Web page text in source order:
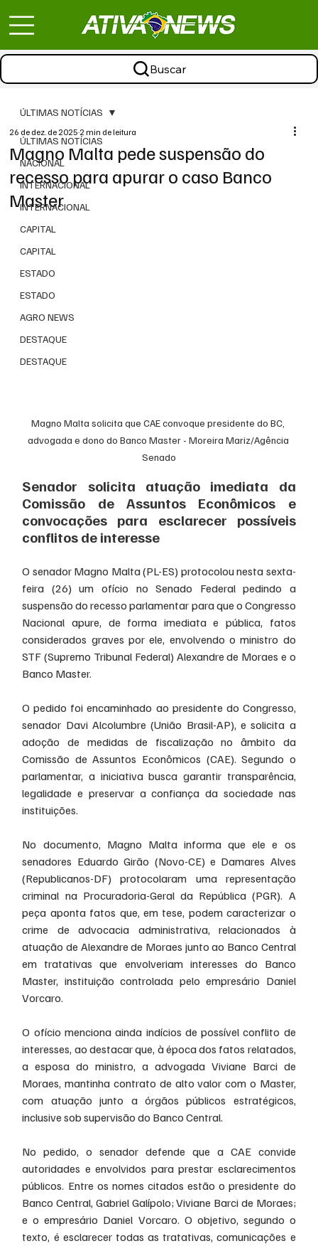
Buscar
ÚLTIMAS NOTÍCIAS
NACIONAL
INTERNACIONAL
INTERNACIONAL
CAPITAL
CAPITAL
ESTADO
ESTADO
AGRO NEWS
DESTAQUE
DESTAQUE
ÚLTIMAS NOTÍCIAS
Magno Malta pede suspensão do
recesso para apurar o caso Banco
Master
26 de dez. de 20252 min de leitura
Magno Malta solicita que CAE convoque presidente do BC,
advogada e dono do Banco Master - Moreira Mariz/Agência
Senado
Senador solicita atuação imediata da
Comissão de Assuntos Econômicos e
convocações para esclarecer possíveis
conflitos de interesse
O senador Magno Malta (PL-ES) protocolou nesta sexta-
feira (26) um ofício no Senado Federal pedindo a
suspensão do recesso parlamentar para que o Congresso
Nacional apure, de forma imediata e pública, fatos
considerados graves por ele, envolvendo o ministro do
STF (Supremo Tribunal Federal) Alexandre de Moraes e o
Banco Master.
O pedido foi encaminhado ao presidente do Congresso,
senador Davi Alcolumbre (União Brasil-AP), e solicita a
adoção de medidas de fiscalização no âmbito da
Comissão de Assuntos Econômicos (CAE). Segundo o
parlamentar, a iniciativa busca garantir transparência,
legalidade e preservar a confiança da sociedade nas
instituições.
No documento, Magno Malta informa que ele e os
senadores Eduardo Girão (Novo-CE) e Damares Alves
(Republicanos-DF) protocolaram uma representação
criminal na Procuradoria-Geral da República (PGR). A
peça aponta fatos que, em tese, podem caracterizar o
crime de advocacia administrativa, relacionados à
atuação de Alexandre de Moraes junto ao Banco Central
em tratativas que envolveriam interesses do Banco
Master, instituição controlada pelo empresário Daniel
Vorcaro.
O ofício menciona ainda indícios de possível conflito de
interesses, ao destacar que, à época dos fatos relatados,
a esposa do ministro, a advogada Viviane Barci de
Moraes, mantinha contrato de alto valor com o Master,
com atuação junto a órgãos públicos estratégicos,
inclusive sob supervisão do Banco Central.
No pedido, o senador defende que a CAE convide
autoridades e envolvidos para prestar esclarecimentos
públicos. Entre os nomes citados estão o presidente do
Banco Central, Gabriel Galípolo; Viviane Barci de Moraes;
e o empresário Daniel Vorcaro. O objetivo, segundo o
texto, é esclarecer todas as tratativas, comunicações e